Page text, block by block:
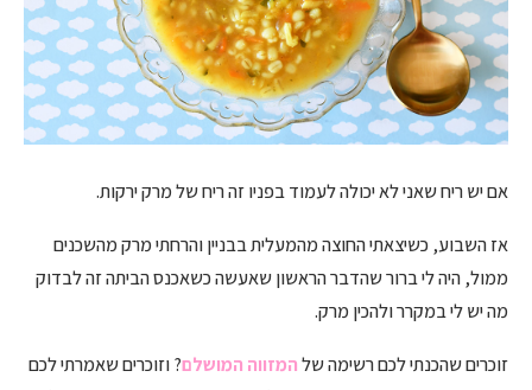
אם יש ריח שאני לא יכולה לעמוד בפניו זה ריח של מרק ירקות.
אז השבוע, כשיצאתי החוצה מהמעלית בבניין והרחתי מרק מהשכנים
ממול, היה לי ברור שהדבר הראשון שאעשה כשאכנס הביתה זה לבדוק
מה יש לי במקרר ולהכין מרק.
זוכרים שהכנתי לכם רשימה שלהמזווה המושלם? וזוכרים שאמרתי לכם